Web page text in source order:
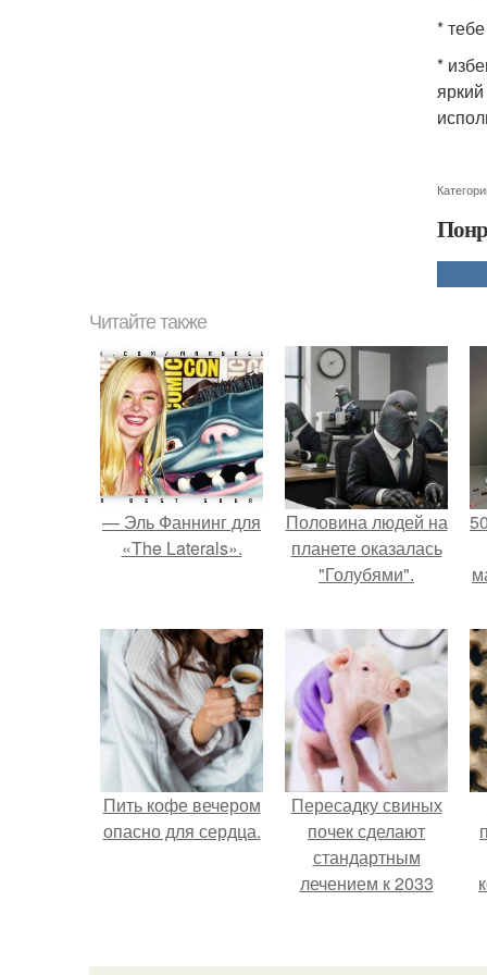
*
*
Читайте также
— Эль Фаннинг для
«The Laterals».
Половина людей на
планете оказалась
"Голубями".
Пить кофе вечером
опасно для сердца.
Пересадку свиных
почек сделают
стандартным
лечением к 2033